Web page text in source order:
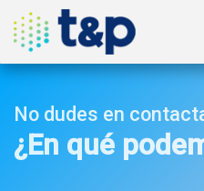
No dudes en
¿En qué